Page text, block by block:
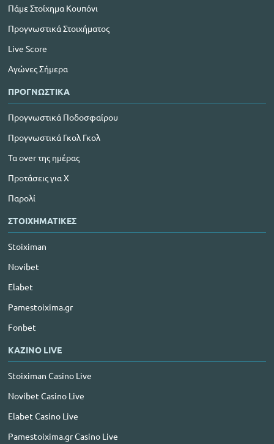
Πάμε Στοίχημα Κουπόνι
Προγνωστικά Στοιχήματος
Live Score
Αγώνες Σήμερα
ΠΡΟΓΝΩΣΤΙΚΑ
Προγνωστικά Ποδοσφαίρου
Προγνωστικά Γκολ Γκολ
Τα over της ημέρας
Προτάσεις για Χ
Παρολί
ΣΤΟΙΧΗΜΑΤΙΚΕΣ
Stoiximan
Novibet
Elabet
Pamestoixima.gr
Fonbet
ΚΑΖΙΝΟ LIVE
Stoiximan Casino Live
Novibet Casino Live
Elabet Casino Live
Pamestoixima.gr Casino Live